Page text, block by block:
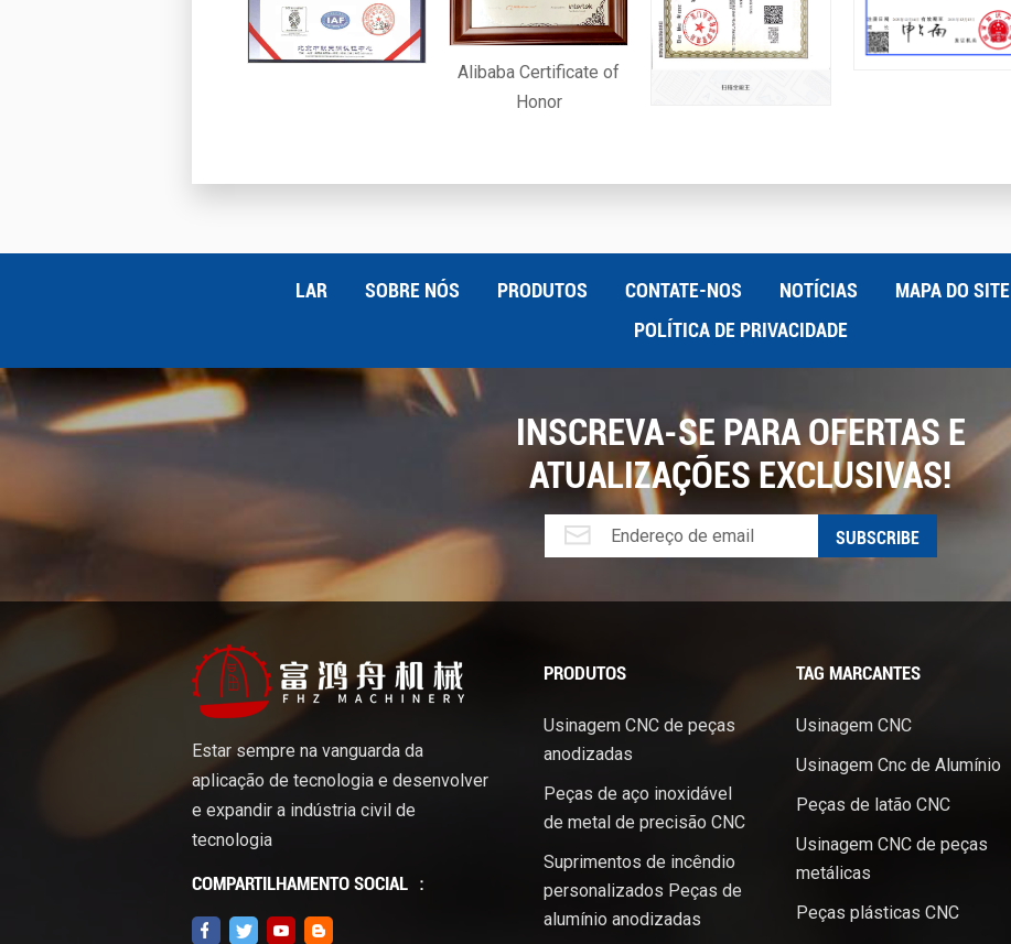
Alibaba Certificate of
Honor
LAR SOBRE NÓS PRODUTOS CONTATE-NOS NOTÍCIAS MAPA DO SITE
POLÍTICA DE PRIVACIDADE
INSCREVA-SE PARA OFERTAS E
ATUALIZAÇÕES EXCLUSIVAS!
Estar sempre na vanguarda da
aplicação de tecnologia e desenvolver
e expandir a indústria civil de
tecnologia
COMPARTILHAMENTO SOCIAL ：
PRODUTOS
Usinagem CNC de peças
anodizadas
Peças de aço inoxidável
de metal de precisão CNC
Suprimentos de incêndio
personalizados Peças de
alumínio anodizadas
TAG MARCANTES
Usinagem CNC
Usinagem Cnc de Alumínio
Peças de latão CNC
Usinagem CNC de peças
metálicas
Peças plásticas CNC